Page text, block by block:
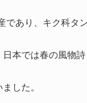
あり、キク科タ
本では春の風物詩
した。